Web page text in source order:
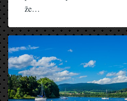
že…